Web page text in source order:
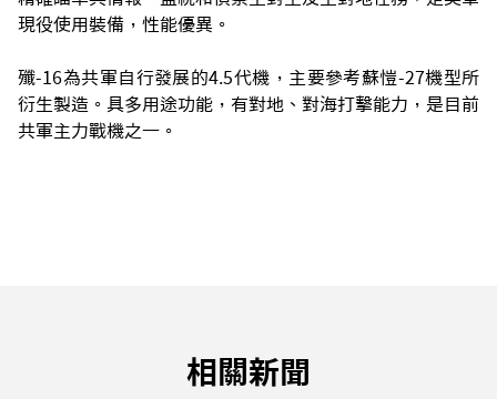
現役使用裝備，性能優異。
殲-16為共軍自行發展的4.5代機，主要參考蘇愷-27機型所
衍生製造。具多用途功能，有對地、對海打擊能力，是目前
共軍主力戰機之一。
相關新聞